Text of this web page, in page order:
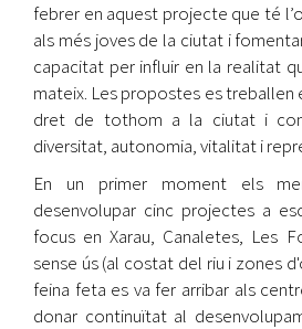
febrer en aquest projecte que té
als més joves de la ciutat i
capacitat per influir en la realitat
mateix. Les propostes es treballen
dret de tothom a la ciutat i
diversitat, autonomia, vitalitat i
En un primer moment els
desenvolupar cinc projectes a
focus en Xarau, Canaletes, Les
sense ús (al costat del riu i zones
feina feta es va fer arribar als
donar continuïtat al